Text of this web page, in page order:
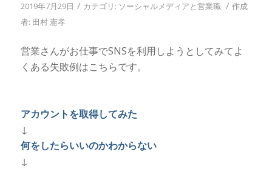
2019年7月29日 / カテゴリ: ソーシャルメディアと営業職 / 作成
者: 田村 憲孝
営業さんがお仕事でSNSを利用しようとしてみてよ
くある失敗例はこちらです。
アカウントを取得してみた
↓
何をしたらいいのかわからない
↓